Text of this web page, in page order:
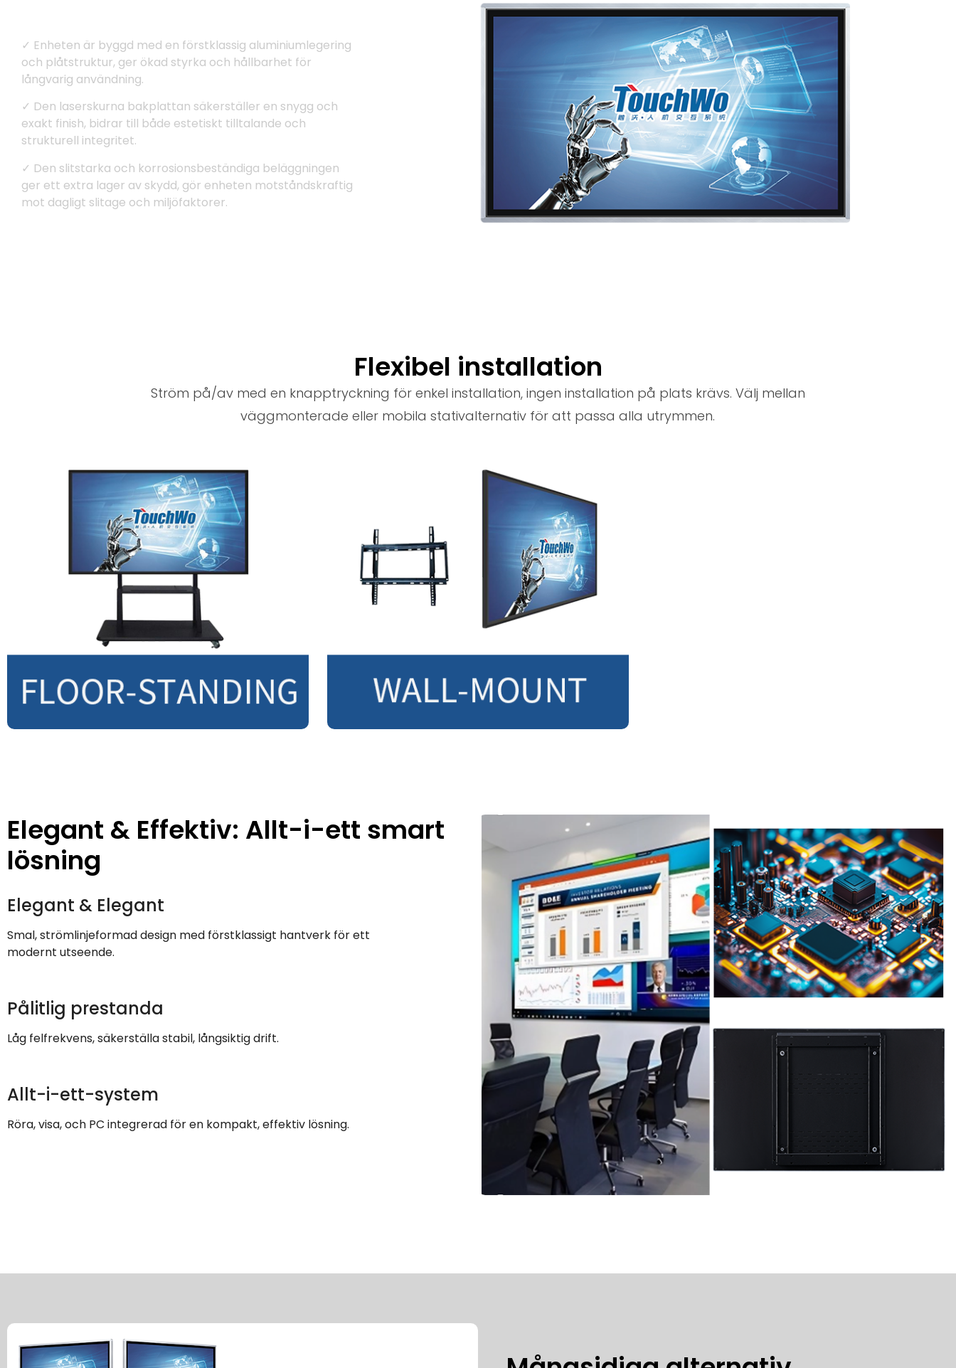
✓ Enheten är byggd med en förstklassig aluminiumlegering
och plåtstruktur, ger ökad styrka och hållbarhet för
långvarig användning.
✓ Den laserskurna bakplattan säkerställer en snygg och
exakt finish, bidrar till både estetiskt tilltalande och
strukturell integritet.
✓ Den slitstarka och korrosionsbeständiga beläggningen
ger ett extra lager av skydd, gör enheten motståndskraftig
mot dagligt slitage och miljöfaktorer.
Flexibel installation
Ström på/av med en knapptryckning för enkel installation, ingen installation på plats krävs. Välj mellan
väggmonterade eller mobila stativalternativ för att passa alla utrymmen.
Elegant & Effektiv: Allt-i-ett smart
lösning
Elegant & Elegant
Smal, strömlinjeformad design med förstklassigt hantverk för ett
modernt utseende.
Pålitlig prestanda
Låg felfrekvens, säkerställa stabil, långsiktig drift.
Allt-i-ett-system
Röra, visa, och PC integrerad för en kompakt, effektiv lösning.